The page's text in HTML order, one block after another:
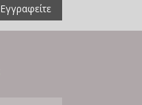
Εγγραφείτε